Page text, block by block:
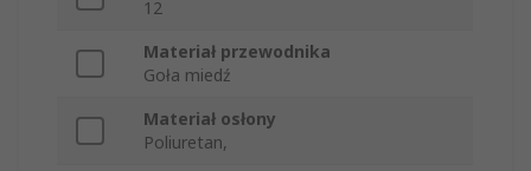
12
Materiał przewodnika
Goła miedź
Materiał osłony
Poliuretan,